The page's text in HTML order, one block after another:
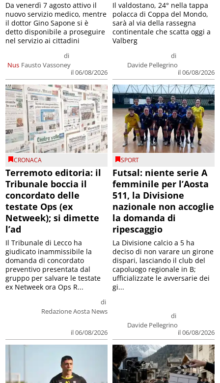
Nus
di
Fausto Vassoney
il 06/08/2026
Da venerdì 7 agosto attivo il
nuovo servizio medico, mentre
il dottor Gino Sapone si è
detto disponibile a proseguire
nel servizio ai cittadini
di
Davide Pellegrino
il 06/08/2026
Il valdostano, 24° nella tappa
polacca di Coppa del Mondo,
sarà al via della rassegna
continentale che scatta oggi a
Valberg
CRONACA
Terremoto editoria: il
Tribunale boccia il
concordato delle
testate Ops (ex
Netweek); si dimette
l’ad
di
Redazione Aosta News
il 06/08/2026
Il Tribunale di Lecco ha
giudicato inammissibile la
domanda di concordato
preventivo presentata dal
gruppo per salvare le testate
ex Netweek ora Ops R...
SPORT
Futsal: niente serie A
femminile per l’Aosta
511, la Divisione
nazionale non accoglie
la domanda di
ripescaggio
di
Davide Pellegrino
il 06/08/2026
La Divisione calcio a 5 ha
deciso di non varare un girone
dispari, lasciando il club del
capoluogo regionale in B;
ufficializzate le avversarie dei
gi...